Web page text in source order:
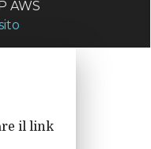
AWS
il link